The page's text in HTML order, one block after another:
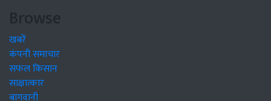
Browse
खबरें
कंपनी समाचार
सफल किसान
साक्षात्कार
बागवानी